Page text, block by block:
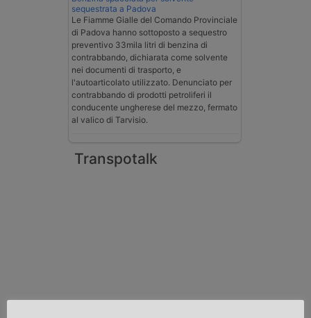
sequestrata a Padova
Le Fiamme Gialle del Comando Provinciale
di Padova hanno sottoposto a sequestro
preventivo 33mila litri di benzina di
contrabbando, dichiarata come solvente
nei documenti di trasporto, e
l'autoarticolato utilizzato. Denunciato per
contrabbando di prodotti petroliferi il
conducente ungherese del mezzo, fermato
al valico di Tarvisio.
Transpotalk